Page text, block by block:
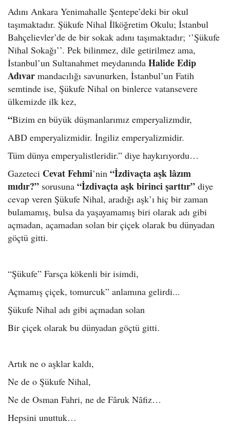
Adını Ankara Yenimahalle Şentepe’deki bir okul
taşımaktadır. Şükufe Nihal İlköğretim Okulu; İstanbul
Bahçelievler’de de bir sokak adını taşımaktadır; ‘’Şükufe
Nihal Sokağı’’. Pek bilinmez, dile getirilmez ama,
İstanbul’un Sultanahmet meydanında Halide Edip
Adıvar mandacılığı savunurken, İstanbul’un Fatih
semtinde ise, Şükufe Nihal on binlerce vatansevere
ülkemizde ilk kez,
“Bizim en büyük düşmanlarımız emperyalizmdir,
ABD emperyalizmidir. İngiliz emperyalizmidir.
Tüm dünya emperyalistleridir.” diye haykırıyordu…
Gazeteci Cevat Fehmi’nin “İzdivaçta aşk lâzım
mıdır?” sorusuna “İzdivaçta aşk birinci şarttır” diye
cevap veren Şükufe Nihal, aradığı aşk’ı hiç bir zaman
bulamamış, bulsa da yaşayamamış biri olarak adı gibi
açmadan, açamadan solan bir çiçek olarak bu dünyadan
göçtü gitti.
“Şükufe” Farsça kökenli bir isimdi,
Açmamış çiçek, tomurcuk” anlamına gelirdi...
Şükufe Nihal adı gibi açmadan solan
Bir çiçek olarak bu dünyadan göçtü gitti.
Artık ne o aşklar kaldı,
Ne de o Şükufe Nihal,
Ne de Osman Fahri, ne de Fâruk Nâfiz…
Hepsini unuttuk…